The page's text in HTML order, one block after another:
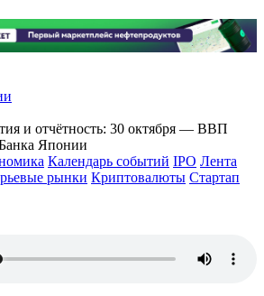
и отчётность: 30 октября — ВВП
Японии
Календарь событий IPO Лента
рынки Криптовалюты Стартап